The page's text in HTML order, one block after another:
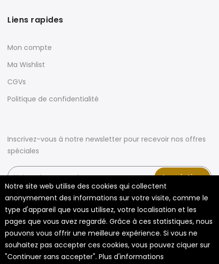
Notre site web utilise des cookies qui collectent
anonymement des informations sur votre visite, comme le
type d'appareil que vous utilisez, votre localisation et les
pages que vous avez regardé. Grâce à ces statistiques, nous
pouvons vous offrir une meilleure expérience. Si vous ne
souhaitez pas accepter ces cookies, vous pouvez ciquer sur
"Continuer sans accepter". Plus d'informations
Liens rapides
Mon compte
Ma Wishlist
CGVs
Politique de confidentialité
Inscrivez-vous à notre newsletter pour recevoir nos offres
spéciales
Inscription